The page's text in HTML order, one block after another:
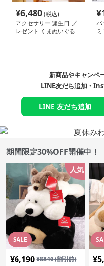
¥6,480(税込)
アクセサリー 誕生日 プ
レゼント くまぬいぐる
¥
パ
新商品やキャンペ
LINE友だち追加・
LINE 友だち追加
期間限定30%OFF開催中！
SALE
人気
¥6,190 ¥8840(割引前) ¥